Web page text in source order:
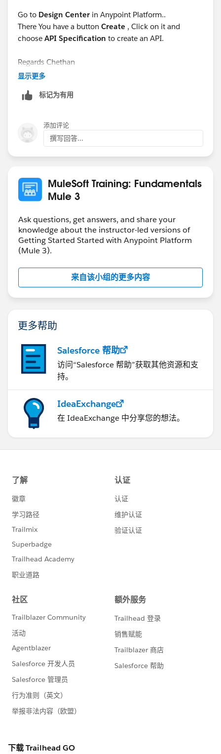
`Please report spam messages in the forum.`
Go to Design Center in Anypoint Platform..
There You have a button Create , Click on it and
choose API Specification to create an API.
Regards Chethan
显示更多
标记为有用
添加评论
撰写回答...
MuleSoft Training: Fundamentals
Mule 3
Ask questions, get answers, and share your
knowledge about the instructor-led versions of
Getting Started Started with Anypoint Platform
(Mule 3).
来自该小组的更多内容
更多帮助
Salesforce 帮助
访问“Salesforce 帮助”获取其他资源和支
持。
IdeaExchange
在 IdeaExchange 中分享您的想法。